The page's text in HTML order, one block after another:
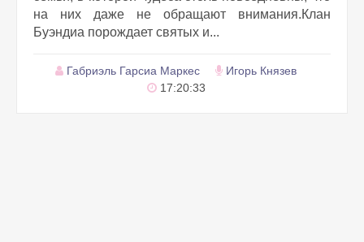
на них даже не обращают внимания.Клан
Буэндиа порождает святых и...
Габриэль Гарсиа Маркес
Игорь Князев
17:20:33